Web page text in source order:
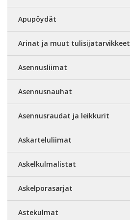
Apupöydät
Arinat ja muut tulisijatarvikkeet
Asennusliimat
Asennusnauhat
Asennusraudat ja leikkurit
Askarteluliimat
Askelkulmalistat
Askelporasarjat
Astekulmat